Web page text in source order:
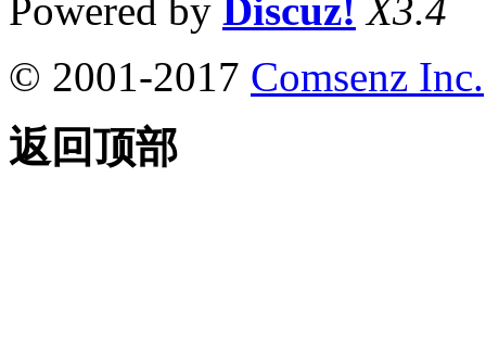
Powered by Discuz! X3.4
© 2001-2017 Comsenz Inc.
返回顶部